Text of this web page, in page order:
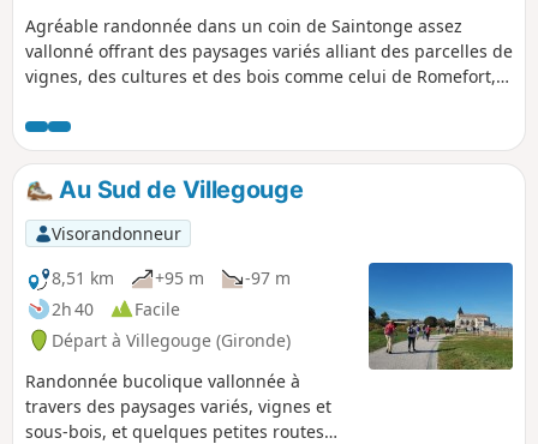
Agréable randonnée dans un coin de Saintonge assez
vallonné offrant des paysages variés alliant des parcelles de
vignes, des cultures et des bois comme celui de Romefort,
Pontignac et passe au Moulin de la Fenêtre.
Au Sud de Villegouge
Visorandonneur
8,51 km
+95 m
-97 m
2h 40
Facile
Départ à Villegouge (Gironde)
Randonnée bucolique vallonnée à
travers des paysages variés, vignes et
sous-bois, et quelques petites routes